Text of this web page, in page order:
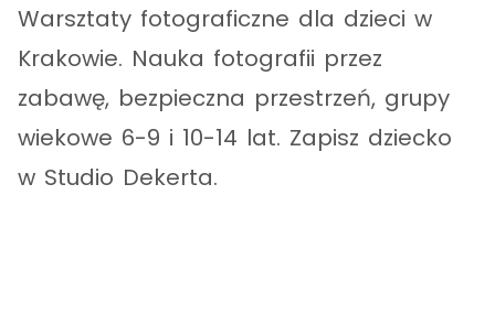
Warsztaty fotograficzne dla dzieci w
Krakowie. Nauka fotografii przez
zabawę, bezpieczna przestrzeń, grupy
wiekowe 6-9 i 10-14 lat. Zapisz dziecko
w Studio Dekerta.